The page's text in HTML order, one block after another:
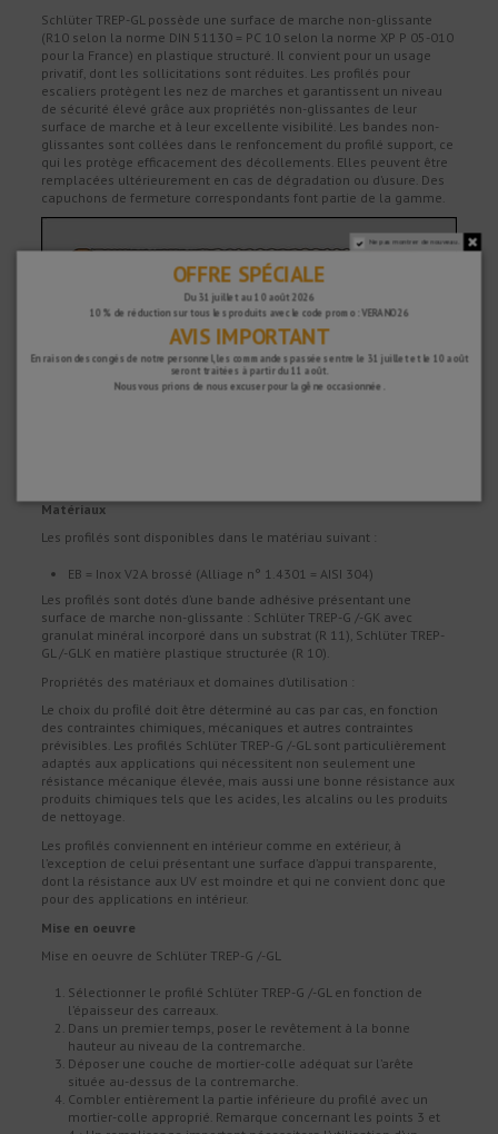
Schlüter TREP-GL possède une surface de marche non-glissante
(R10 selon la norme DIN 51130 = PC 10 selon la norme XP P 05-010
pour la France) en plastique structuré. Il convient pour un usage
privatif, dont les sollicitations sont réduites. Les profilés pour
escaliers protègent les nez de marches et garantissent un niveau
de sécurité élevé grâce aux propriétés non-glissantes de leur
surface de marche et à leur excellente visibilité. Les bandes non-
glissantes sont collées dans le renfoncement du profilé support, ce
qui les protège efficacement des décollements. Elles peuvent être
remplacées ultérieurement en cas de dégradation ou d’usure. Des
capuchons de fermeture correspondants font partie de la gamme.
Matériaux
Les profilés sont disponibles dans le matériau suivant :
EB = Inox V2A brossé (Alliage n° 1.4301 = AISI 304)
Les profilés sont dotés d’une bande adhésive présentant une
surface de marche non-glissante : Schlüter TREP-G /-GK avec
granulat minéral incorporé dans un substrat (R 11), Schlüter TREP-
GL /-GLK en matière plastique structurée (R 10).
Propriétés des matériaux et domaines d’utilisation :
Le choix du proﬁlé doit être déterminé au cas par cas, en fonction
des contraintes chimiques, mécaniques et autres contraintes
prévisibles. Les profilés Schlüter TREP-G /-GL sont particulièrement
adaptés aux applications qui nécessitent non seulement une
résistance mécanique élevée, mais aussi une bonne résistance aux
produits chimiques tels que les acides, les alcalins ou les produits
de nettoyage.
Les profilés conviennent en intérieur comme en extérieur, à
l’exception de celui présentant une surface d’appui transparente,
dont la résistance aux UV est moindre et qui ne convient donc que
pour des applications en intérieur.
Mise en oeuvre
Mise en oeuvre de Schlüter TREP-G /-GL
Sélectionner le profilé Schlüter TREP-G /-GL en fonction de
l’épaisseur des carreaux.
Dans un premier temps, poser le revêtement à la bonne
hauteur au niveau de la contremarche.
Déposer une couche de mortier-colle adéquat sur l’arête
située au-dessus de la contremarche.
Combler entièrement la partie inférieure du profilé avec un
mortier-colle approprié. Remarque concernant les points 3 et
Ne pas montrer de nouveau.
OFFRE SPÉCIALE
Du 31 juillet au 10 août 2026
10 % de réduction sur tous les produits avec le code promo : VERANO26
AVIS IMPORTANT
En raison des congés de notre personnel, les commandes passées entre le 31 juillet et le 10 août
seront traitées à partir du 11 août.
Nous vous prions de nous excuser pour la gêne occasionnée.